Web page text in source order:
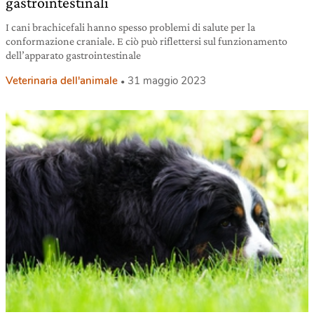
I cani brachicefali hanno spesso problemi di salute per la
conformazione craniale. E ciò può riflettersi sul funzionamento
dell’apparato gastrointestinale
Veterinaria dell'animale 31 maggio 2023